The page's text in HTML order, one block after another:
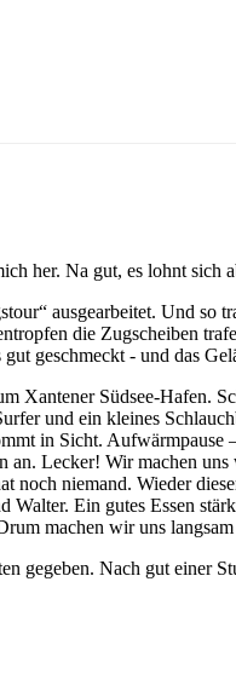
her. Na gut, es lohnt
ausgearbeitet. Und
die Zugscheiben
geschmeckt - und das
Südsee-Hafen.
und ein kleines
in Sicht.
Lecker! Wir machen
niemand. Wieder
Ein gutes Essen
machen wir uns
gegeben. Nach gut einer